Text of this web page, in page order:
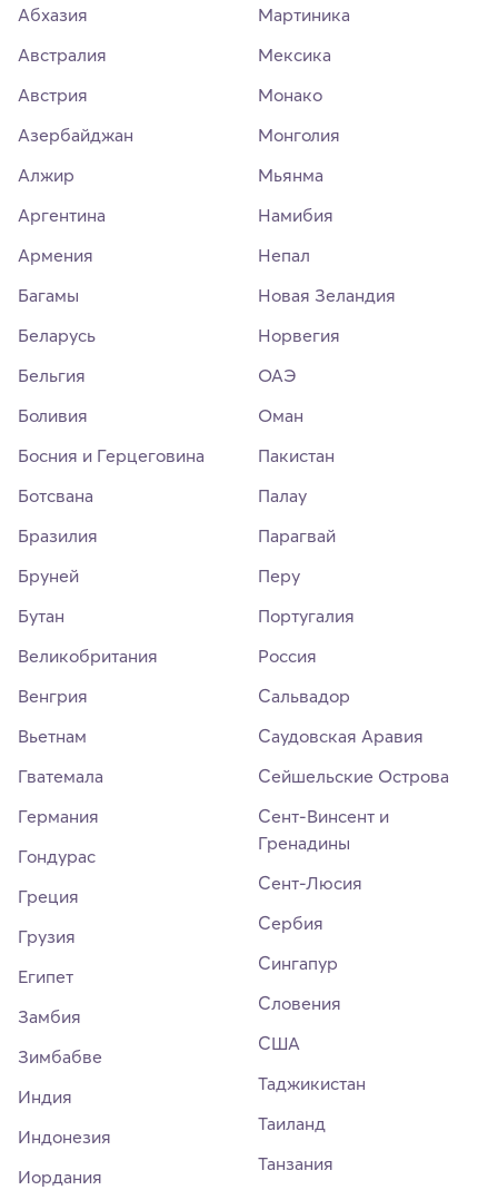
Абхазия
Австралия
Австрия
Азербайджан
Алжир
Аргентина
Армения
Багамы
Беларусь
Бельгия
Боливия
Босния и Герцеговина
Ботсвана
Бразилия
Бруней
Бутан
Великобритания
Венгрия
Вьетнам
Гватемала
Германия
Гондурас
Греция
Грузия
Египет
Замбия
Зимбабве
Индия
Индонезия
Иордания
Мартиника
Мексика
Монако
Монголия
Мьянма
Намибия
Непал
Новая Зеландия
Норвегия
ОАЭ
Оман
Пакистан
Палау
Парагвай
Перу
Португалия
Россия
Сальвадор
Саудовская Аравия
Сейшельские Острова
Сент-Винсент и
Гренадины
Сент-Люсия
Сербия
Сингапур
Словения
США
Таджикистан
Таиланд
Танзания